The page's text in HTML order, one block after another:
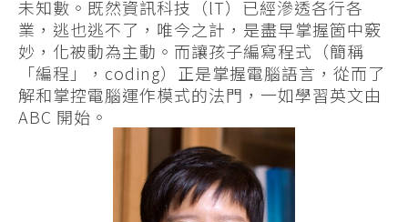
未知數。既然資訊科技（lT）已經滲透各行各
業，逃也逃不了，唯今之計，是盡早掌握箇中竅
妙，化被動為主動。而讓孩子編寫程式（簡稱
「編程」，coding）正是掌握電腦語言，從而了
解和掌控電腦運作模式的法門，一如學習英文由
ABC 開始。